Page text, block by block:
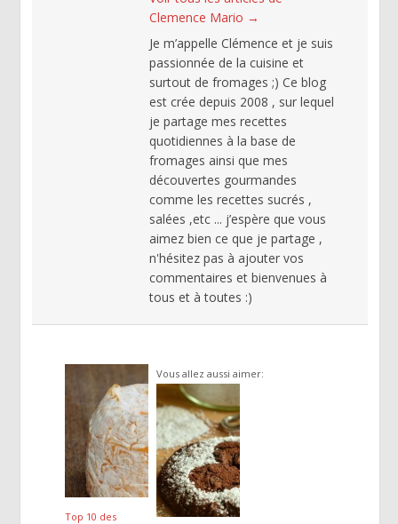
Clemence Mario →
Je m’appelle Clémence et je suis
passionnée de la cuisine et
surtout de fromages ;) Ce blog
est crée depuis 2008 , sur lequel
je partage mes recettes
quotidiennes à la base de
fromages ainsi que mes
découvertes gourmandes
comme les recettes sucrés ,
salées ,etc ... j’espère que vous
aimez bien ce que je partage ,
n'hésitez pas à ajouter vos
commentaires et bienvenues à
tous et à toutes :)
Vous allez aussi aimer:
Top 10 des